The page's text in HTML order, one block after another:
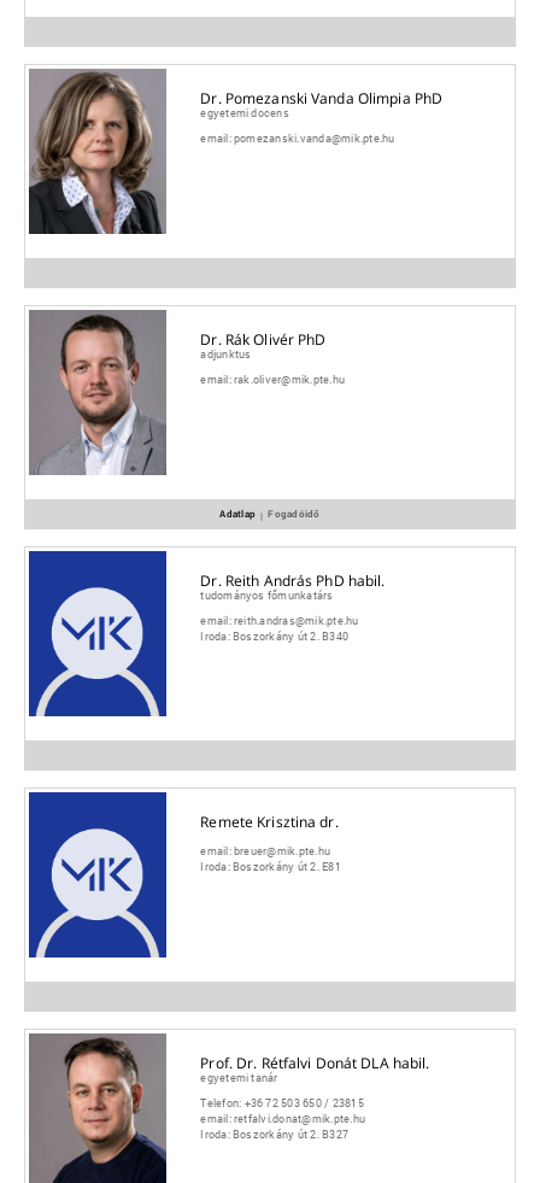
Dr. Pomezanski Vanda Olimpia PhD
egyetemi docens
email:pomezanski.vanda@mik.pte.hu
Dr. Rák Olivér PhD
adjunktus
email:rak.oliver@mik.pte.hu
Adatlap | Fogadóidő
Dr. Reith András PhD habil.
tudományos főmunkatárs
email:reith.andras@mik.pte.hu
Iroda:Boszorkány út 2. B340
Remete Krisztina dr.
email:breuer@mik.pte.hu
Iroda:Boszorkány út 2. E81
Prof. Dr. Rétfalvi Donát DLA habil.
egyetemi tanár
Telefon: +36 72 503 650 / 23815
email:retfalvi.donat@mik.pte.hu
Iroda:Boszorkány út 2. B327